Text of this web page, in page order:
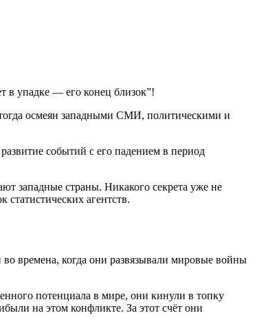
в упадке — его конец близок”!
осмеян западными СМИ, политическими и
событий с его падением в период
западные страны. Никакого секрета уже не
агентств.
времена, когда они развязывали мировые войны
потенциала в мире, они кинули в топку
на этом конфликте. За этот счёт они